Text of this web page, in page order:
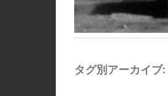
タグ別アーカイブ: